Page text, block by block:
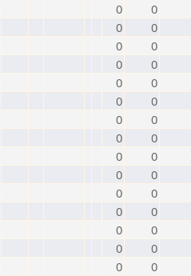
0
0
0
0
0
0
0
0
0
0
0
0
0
0
0
0
0
0
0
0
0
0
0
0
0
0
0
0
0
0